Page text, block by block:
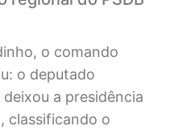
o comando
o deputado
a presidência
classificando o